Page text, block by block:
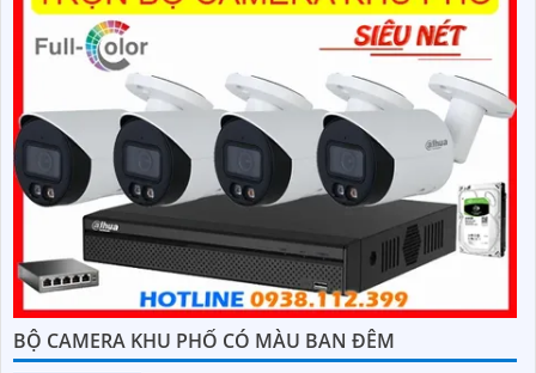
BỘ CAMERA KHU PHỐ CÓ MÀU BAN ĐÊM